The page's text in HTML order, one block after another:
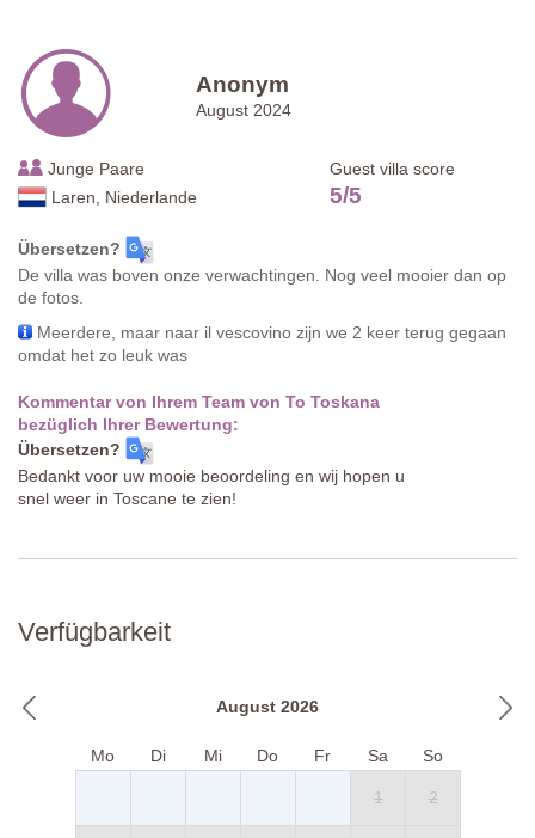
Anonym
August 2024
Junge Paare
Laren, Niederlande
Guest villa score
5/5
Übersetzen?
De villa was boven onze verwachtingen. Nog veel mooier dan op
de fotos.
Meerdere, maar naar il vescovino zijn we 2 keer terug gegaan
omdat het zo leuk was
Kommentar von Ihrem Team von To Toskana
bezüglich Ihrer Bewertung:
Übersetzen?
Bedankt voor uw mooie beoordeling en wij hopen u
snel weer in Toscane te zien!
Verfügbarkeit
August 2026
Mo Di Mi Do Fr Sa So
1 2